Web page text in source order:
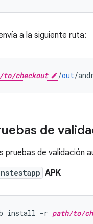
a la siguiente ruta:
to/checkout /out/
de
pruebas de validación
APK
install -r path/to/